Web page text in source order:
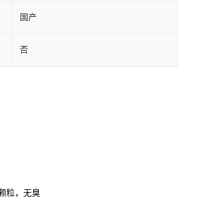
国产
否
粒，无臭